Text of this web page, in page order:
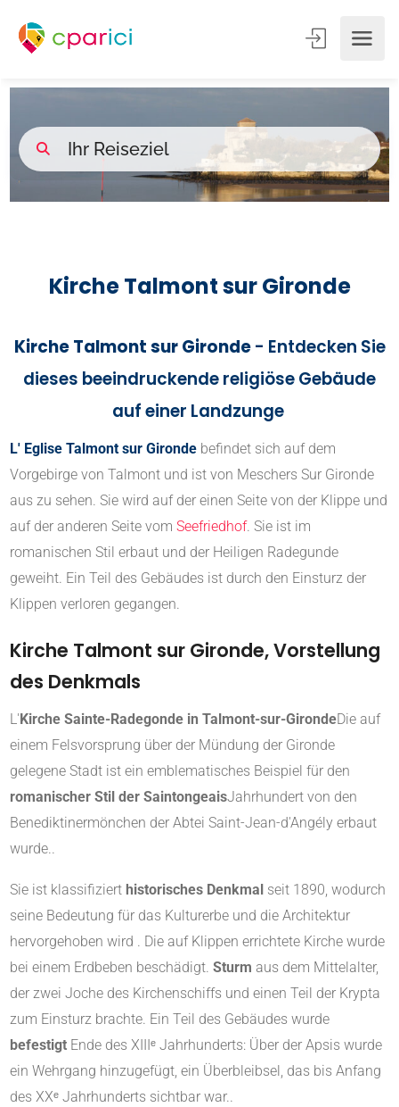
Kirche Talmont sur Gironde
Kirche Talmont sur Gironde- Entdecken Sie
dieses beeindruckende religiöse Gebäude
auf einer Landzunge
L' Eglise Talmont sur Gironde befindet sich auf dem
Vorgebirge von Talmont und ist von Meschers Sur Gironde
aus zu sehen. Sie wird auf der einen Seite von der Klippe und
auf der anderen Seite vom Seefriedhof. Sie ist im
romanischen Stil erbaut und der Heiligen Radegunde
geweiht. Ein Teil des Gebäudes ist durch den Einsturz der
Klippen verloren gegangen.
Kirche Talmont sur Gironde, Vorstellung
des Denkmals
L'Kirche Sainte-Radegonde in Talmont-sur-GirondeDie auf
einem Felsvorsprung über der Mündung der Gironde
gelegene Stadt ist ein emblematisches Beispiel für den
romanischer Stil der SaintongeaisJahrhundert von den
Benediktinermönchen der Abtei Saint-Jean-d'Angély erbaut
wurde.
Sie ist klassifiziert historisches Denkmal seit 1890, wodurch
seine Bedeutung für das Kulturerbe und die Architektur
hervorgehoben wird
Die auf Klippen errichtete Kirche wurde
bei einem Erdbeben beschädigt. Sturm aus dem Mittelalter,
der zwei Joche des Kirchenschiffs und einen Teil der Krypta
zum Einsturz brachte Ein Teil des Gebäudes wurde
befestigt Ende des XIIIᵉ Jahrhunderts: Über der Apsis wurde
ein Wehrgang hinzugefügt, ein Überbleibsel, das bis Anfang
des XXᵉ Jahrhunderts sichtbar war.